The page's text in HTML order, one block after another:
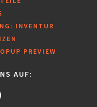
INVENTUR
PREVIEW
AUF: